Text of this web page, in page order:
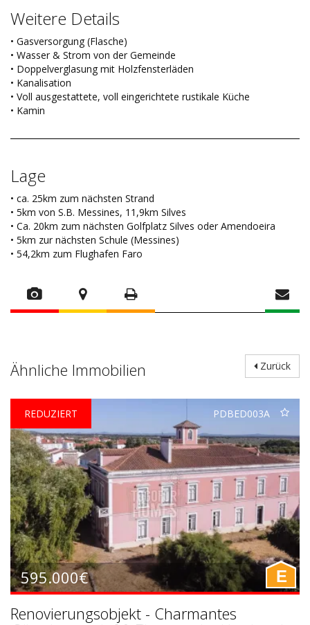
Weitere Details
• Gasversorgung (Flasche)
• Wasser & Strom von der Gemeinde
• Doppelverglasung mit Holzfensterläden
• Kanalisation
• Voll ausgestattete, voll eingerichtete rustikale Küche
• Kamin
Lage
• ca. 25km zum nächsten Strand
• 5km von S.B. Messines, 11,9km Silves
• Ca. 20km zum nächsten Golfplatz Silves oder Amendoeira
• 5km zur nächsten Schule (Messines)
• 54,2km zum Flughafen Faro
Zurück
Ähnliche Immobilien
PDBED003A
595.000€
REDUZIERT
E
Renovierungsobjekt - Charmantes